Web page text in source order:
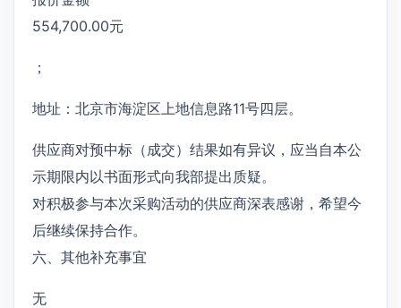
554,700.00元
；
地址：北京市海淀区上地信息路11号四层。
供应商对预中标（成交）结果如有异议，应当自本公
示期限内以书面形式向我部提出质疑。
对积极参与本次采购活动的供应商深表感谢，希望今
后继续保持合作。
六、其他补充事宜
无